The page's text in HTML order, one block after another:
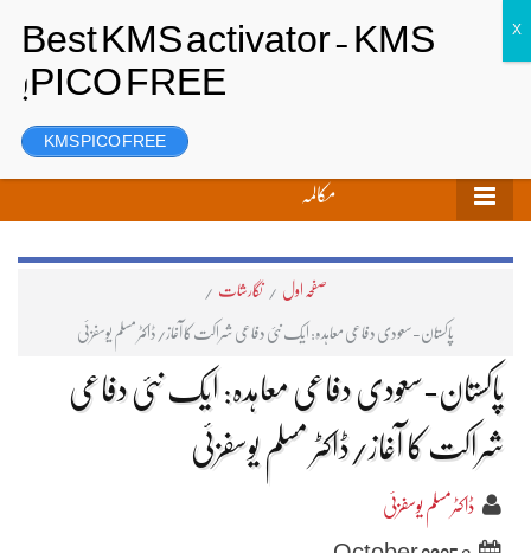
رجسٹر
مکالمہ
صفحہ اول / نگارشات /
پاکستان-سعودی دفاعی معاہدہ: ایک نئی دفاعی شراکت کا آغاز/ڈاکٹر مسلم یوسفزئی
پاکستان-سعودی دفاعی معاہدہ: ایک نئی دفاعی
شراکت کا آغاز/ڈاکٹر مسلم یوسفزئی
ڈاکٹرمسلم یوسفزئی
KMS PICO FREE